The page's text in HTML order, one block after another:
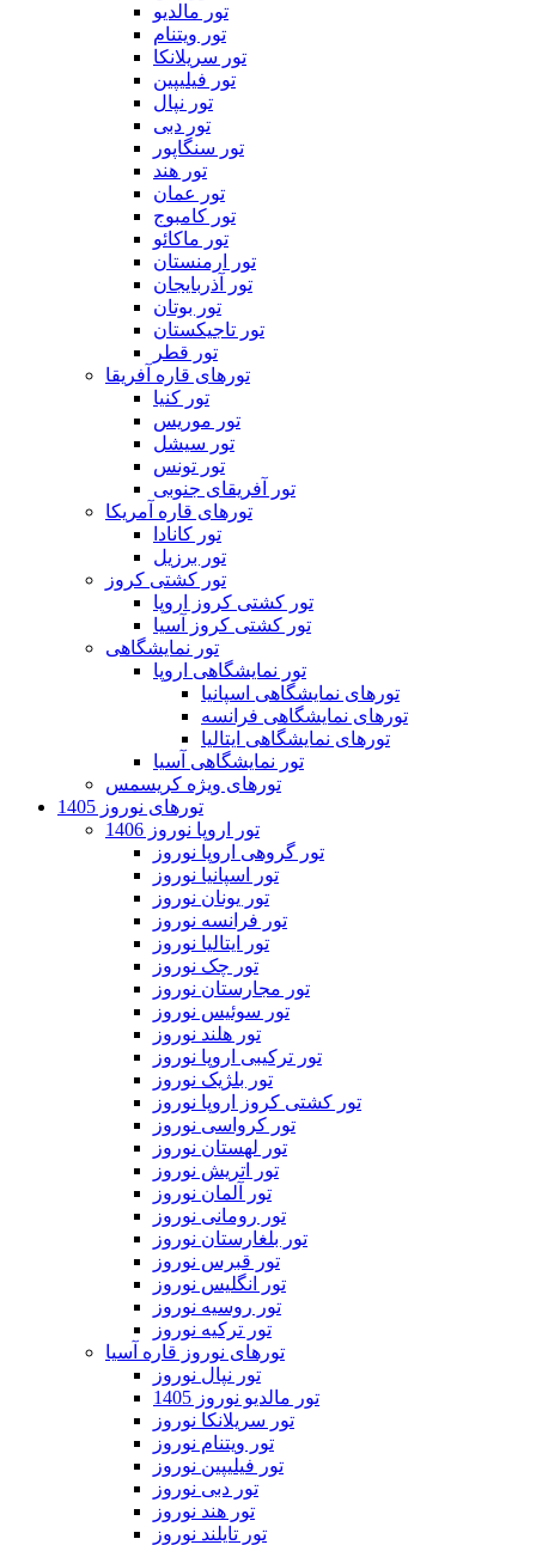
تور مالدیو
تور ویتنام
تور سریلانکا
تور فیلیپین
تور نپال
تور دبی
تور سنگاپور
تور هند
تور عمان
تور کامبوج
تور ماکائو
تور ارمنستان
تور آذربایجان
تور بوتان
تور تاجیکستان
تور قطر
تورهای قاره آفریقا
تور کنیا
تور موریس
تور سیشل
تور تونس
تور آفریقای جنوبی
تورهای قاره آمریکا
تور کانادا
تور برزیل
تور کشتی کروز
تور کشتی کروز اروپا
تور کشتی کروز آسیا
تور نمایشگاهی
تور نمایشگاهی اروپا
تورهای نمایشگاهی اسپانیا
تورهای نمایشگاهی فرانسه
تورهای نمایشگاهی ایتالیا
تور نمایشگاهی آسیا
تورهای ویژه کریسمس
تورهای نوروز 1405
تور اروپا نوروز 1406
تور گروهی اروپا نوروز
تور اسپانیا نوروز
تور یونان نوروز
تور فرانسه نوروز
تور ایتالیا نوروز
تور چک نوروز
تور مجارستان نوروز
تور سوئیس نوروز
تور هلند نوروز
تور ترکیبی اروپا نوروز
تور بلژیک نوروز
تور کشتی کروز اروپا نوروز
تور کرواسی نوروز
تور لهستان نوروز
تور اتریش نوروز
تور آلمان نوروز
تور رومانی نوروز
تور بلغارستان نوروز
تور قبرس نوروز
تور انگلیس نوروز
تور روسیه نوروز
تور ترکیه نوروز
تورهای نوروز قاره آسیا
تور نپال نوروز
تور مالدیو نوروز 1405
تور سریلانکا نوروز
تور ویتنام نوروز
تور فیلیپین نوروز
تور دبی نوروز
تور هند نوروز
تور تایلند نوروز